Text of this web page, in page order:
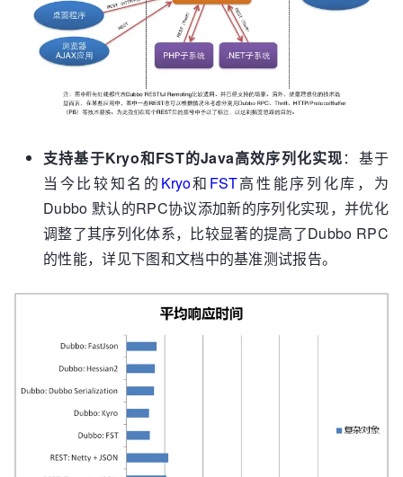
支持基于Kryo和FST的Java高效序列化实现：基于
当今比较知名的 Kryo和 FST高性能序列化库，为
Dubbo 默认的RPC协议添加新的序列化实现，并优化
调整了其序列化体系，比较显著的提高了Dubbo RPC
的性能，详见下图和文档中的基准测试报告。